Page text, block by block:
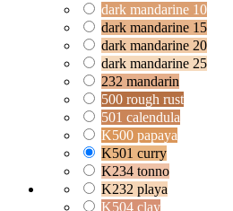
dark mandarine 10
dark mandarine 15
dark mandarine 20
dark mandarine 25
232 mandarin
500 rough rust
501 calendula
K500 papaya
K501 curry
K234 tonno
K232 playa
K504 clay